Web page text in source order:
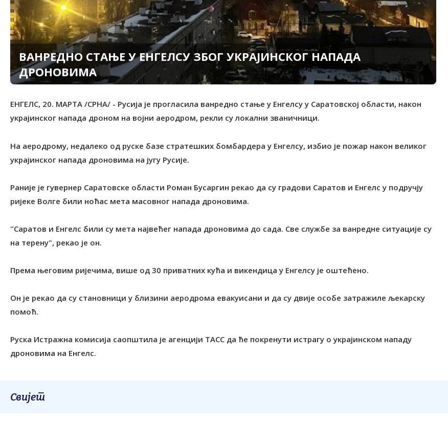
ВАНРЕДНО СТАЊЕ У ЕНГЕЛСУ ЗБОГ УКРАЈИНСКОГ НАПАДА
ДРОНОВИМА
ЕНГЕЛС, 20. МАРТА /СРНА/ - Русија је прогласила ванредно стање у Енгелсу у Саратовској области, након
украјинског напада дроном на војни аеродром, рекли су локални званичници.
На аеродрому, недалеко од руске базе стратешких бомбардера у Енгелсу, избио је пожар након великог
украјинског напада дроновима на југу Русије.
Раније је гувернер Саратовске области Роман Бусаргин рекао да су градови Саратов и Енгелс у подручју
ријеке Волге били ноћас мета масовног напада дроновима.
"Саратов и Енгелс били су мета највећег напада дроновима до сада. Све службе за ванредне ситуације су
на терену", рекао је он.
Према његовим ријечима, више од 30 приватних кућа и викендица у Енгелсу је оштећено.
Он је рекао да су становници у близини аеродрома евакуисани и да су двије особе затражиле љекарску
помоћ.
Руска Истражна комисија саопштила је агенцији ТАСС да ће покренути истрагу о украјинском нападу
дроновима на Енгелс.
Свијет